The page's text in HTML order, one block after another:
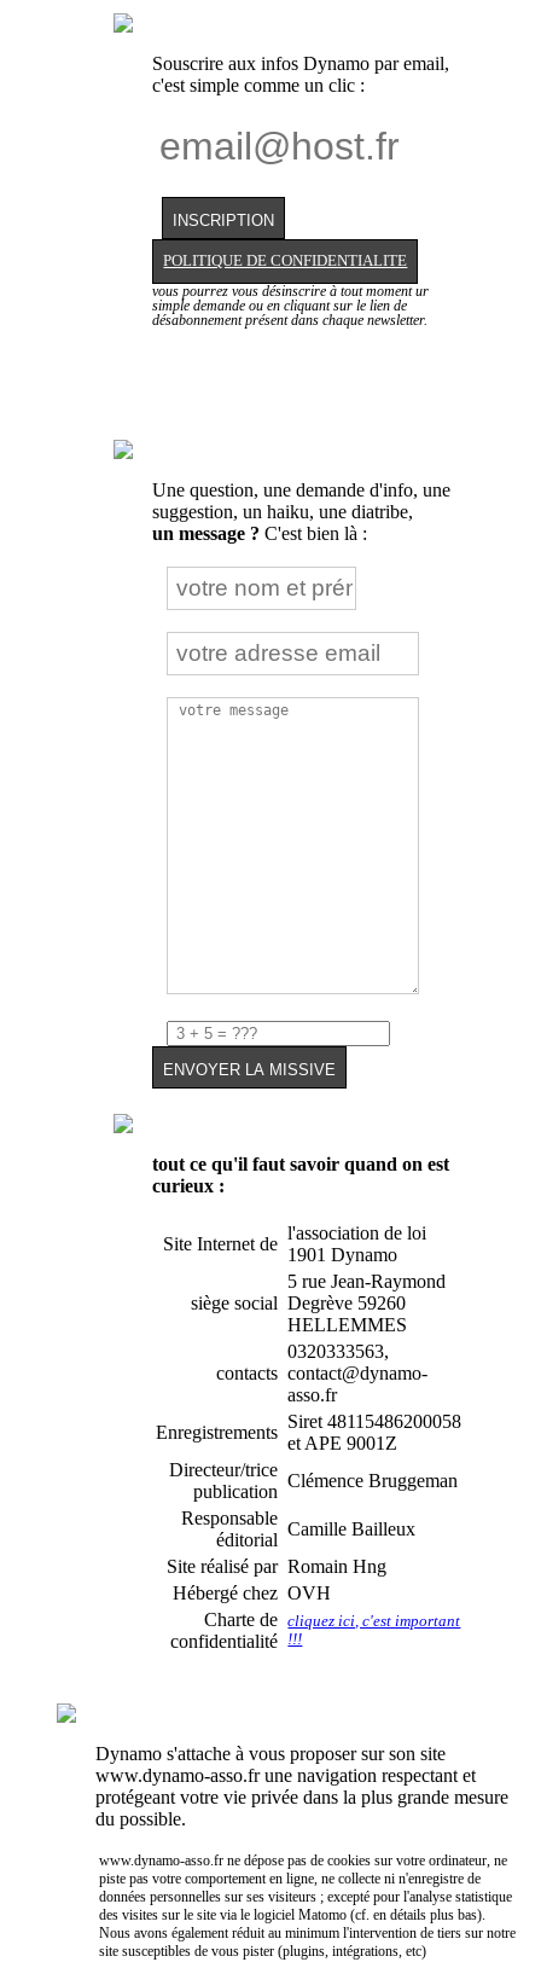
Souscrire aux infos Dynamo par email,
c'est simple comme un clic :
POLITIQUE DE CONFIDENTIALITE
vous pourrez vous désinscrire à tout moment ur
simple demande ou en cliquant sur le lien de
désabonnement présent dans chaque newsletter.
Une question, une demande d'info, une
suggestion, un haiku, une diatribe,
un message ? C'est bien là :
tout ce qu'il faut savoir quand on est
curieux :
Site Internet de
l'association de loi
1901 Dynamo
siège social
5 rue Jean-Raymond
Degrève 59260
HELLEMMES
contacts
0320333563,
contact@dynamo-
asso.fr
Enregistrements
Siret 48115486200058
et APE 9001Z
Directeur/trice
publication
Clémence Bruggeman
Responsable
éditorial
Camille Bailleux
Site réalisé par Romain Hng
Hébergé chez OVH
Charte de
confidentialité
cliquez ici, c'est important
!!!
Dynamo s'attache à vous proposer sur son site
www.dynamo-asso.fr une navigation respectant et
protégeant votre vie privée dans la plus grande mesure
du possible.
www.dynamo-asso.fr ne dépose pas de cookies sur votre ordinateur, ne
piste pas votre comportement en ligne, ne collecte ni n'enregistre de
données personnelles sur ses visiteurs ; excepté pour l'analyse statistique
des visites sur le site via le logiciel Matomo (cf. en détails plus bas).
Nous avons également réduit au minimum l'intervention de tiers sur notre
site susceptibles de vous pister (plugins, intégrations, etc)